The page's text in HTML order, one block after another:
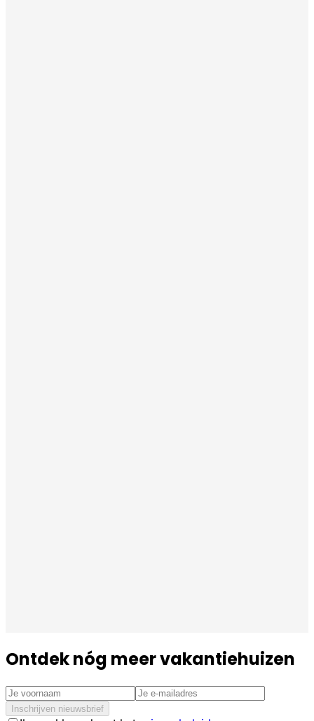
Ontdek nóg meer vakantiehuizen
Inschrijven nieuwsbrief